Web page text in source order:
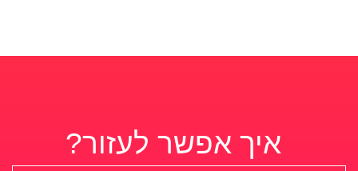
איך אפשר לעזור?